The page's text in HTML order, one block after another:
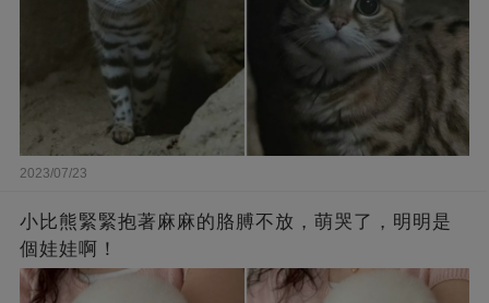
2023/07/23
小比熊緊緊抱著麻麻的胳膊不放，萌哭了，明明是
個娃娃啊！